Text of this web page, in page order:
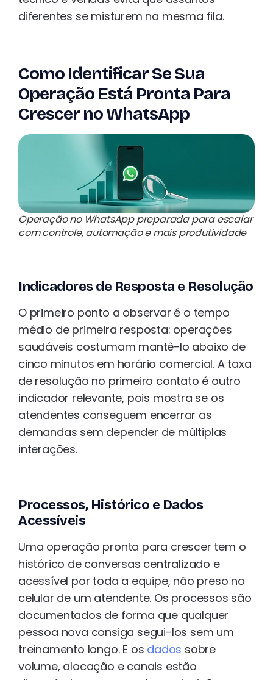
diferentes se misturem na mesma fila.
Como Identificar Se Sua
Operação Está Pronta Para
Crescer no WhatsApp
Operação no WhatsApp preparada para escalar
com controle, automação e mais produtividade
Indicadores de Resposta e Resolução
O primeiro ponto a observar é o tempo
médio de primeira resposta: operações
saudáveis costumam mantê-lo abaixo de
cinco minutos em horário comercial. A taxa
de resolução no primeiro contato é outro
indicador relevante, pois mostra se os
atendentes conseguem encerrar as
demandas sem depender de múltiplas
interações.
Processos, Histórico e Dados
Acessíveis
Uma operação pronta para crescer tem o
histórico de conversas centralizado e
acessível por toda a equipe, não preso no
celular de um atendente. Os processos são
documentados de forma que qualquer
pessoa nova consiga segui-los sem um
treinamento longo. E os dados sobre
volume, alocação e canais estão